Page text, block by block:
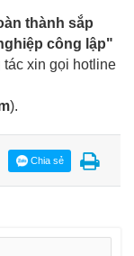
thành sắp
công lập"
xin gọi hotline
).
Chia sẻ